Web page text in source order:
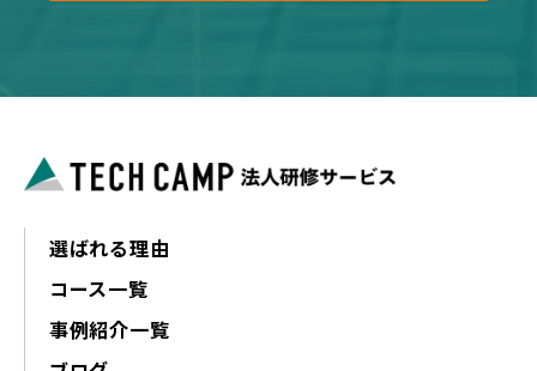
選ばれる理由
コース一覧
事例紹介一覧